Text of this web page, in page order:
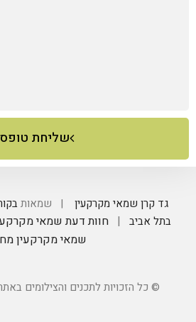
שליחת טופס
גד קרן שמאי מקרקעין | שמאות
בתל אביב | חוות דעת שמאי
שמאי מקרקעין
© כל הזכויות לתכנים והצילומים